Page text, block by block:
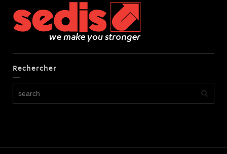
Rechercher